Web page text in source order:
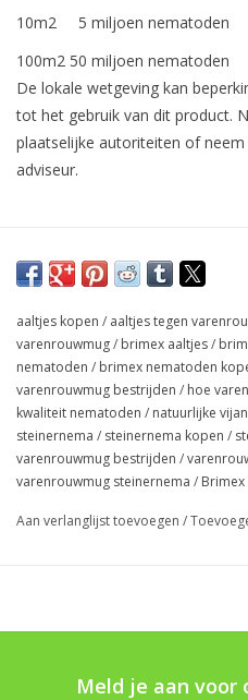
10m2 5 miljoen nematoden
100m2 50 miljoen nematoden
De lokale wetgeving kan
tot het gebruik van dit product.
plaatselijke autoriteiten of
adviseur.
aaltjes kopen / aaltjes tegen
varenrouwmug/ brimex aaltjes/
nematoden / brimex nematoden
varenrouwmug bestrijden / hoe
kwaliteit nematoden / natuurlijke
steinernema / steinernema kopen /
varenrouwmug bestrijden /
varenrouwmug steinernema /
Aan verlanglijst toevoegen /
Meld je aan voor